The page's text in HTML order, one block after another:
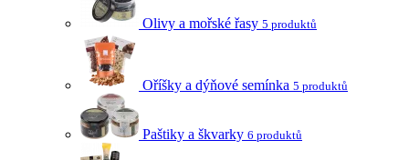
Olivy a mořské řasy 5 produktů
Oříšky a dýňové semínka 5 produktů
Paštiky a škvarky 6 produktů